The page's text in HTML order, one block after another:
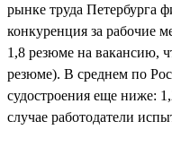
рынке труда Петербурга
конкуренция за рабочие
1,8 резюме на вакансию,
резюме). В среднем по
судостроения еще ниже:
случае работодатели